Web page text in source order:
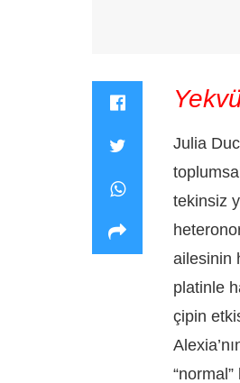
Julia
tekinsiz
ailesinin
platinle
çipin